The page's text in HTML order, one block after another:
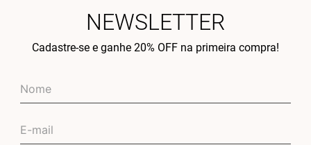
NEWSLETTER
Cadastre-se e ganhe 20% OFF na primeira compra!